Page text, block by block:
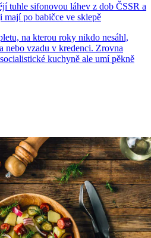
tuhle sifonovou láhev z dob ČSSR a
po babičce ve sklepě
na kterou roky nikdo nesáhl,
nebo vzadu v kredenci. Zrovna
kuchyně ale umí pěkně